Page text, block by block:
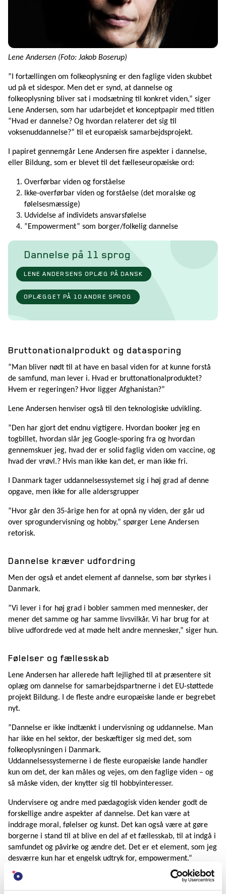
Lene Andersen (Foto: Jakob Boserup)
”I fortællingen om folkeoplysning er den faglige viden skubbet
ud på et sidespor. Men det er synd, at dannelse og
folkeoplysning bliver sat i modsætning til konkret viden,” siger
Lene Andersen, som har udarbejdet et konceptpapir med titlen
”Hvad er dannelse? Og hvordan relaterer det sig til
voksenuddannelse?” til et europæisk samarbejdsprojekt.
I papiret gennemgår Lene Andersen fire aspekter i dannelse,
eller Bildung, som er blevet til det fælleseuropæiske ord:
Overførbar viden og forståelse
Ikke-overførbar viden og forståelse (det moralske og
følelsesmæssige)
Udvidelse af individets ansvarsfølelse
”Empowerment” som borger/folkelig dannelse
Dannelse på 11 sprog
LENE ANDERSENS OPLÆG PÅ DANSK
OPLÆGGET PÅ 10 ANDRE SPROG
Bruttonationalprodukt og datasporing
”Man bliver nødt til at have en basal viden for at kunne forstå
de samfund, man lever i. Hvad er bruttonationalproduktet?
Hvem er regeringen? Hvor ligger Afghanistan?”
Lene Andersen henviser også til den teknologiske udvikling.
”Den har gjort det endnu vigtigere. Hvordan booker jeg en
togbillet, hvordan slår jeg Google-sporing fra og hvordan
gennemskuer jeg, hvad der er solid faglig viden om vaccine, og
hvad der vrøvl.? Hvis man ikke kan det, er man ikke fri.
I Danmark tager uddannelsessystemet sig i høj grad af denne
opgave, men ikke for alle aldersgrupper
”Hvor går den 35-årige hen for at opnå ny viden, der går ud
over sprogundervisning og hobby,” spørger Lene Andersen
retorisk.
Dannelse kræver udfordring
Men der også et andet element af dannelse, som bør styrkes i
Danmark.
”Vi lever i for høj grad i bobler sammen med mennesker, der
mener det samme og har samme livsvilkår. Vi har brug for at
blive udfordrede ved at møde helt andre mennesker,” siger hun.
Følelser og fællesskab
Lene Andersen har allerede haft lejlighed til at præsentere sit
oplæg om dannelse for samarbejdspartnerne i det EU-støttede
projekt Bildung. I de fleste andre europæiske lande er begrebet
nyt.
”Dannelse er ikke indtænkt i undervisning og uddannelse. Man
har ikke en hel sektor, der beskæftiger sig med det, som
folkeoplysningen i Danmark.
Uddannelsessystemerne i de fleste europæiske lande handler
kun om det, der kan måles og vejes, om den faglige viden – og
så måske viden, der knytter sig til hobbyinteresser.
Undervisere og andre med pædagogisk viden kender godt de
forskellige andre aspekter af dannelse. Det kan være at
inddrage moral, følelser og kunst. Det kan også være at gøre
borgerne i stand til at blive en del af et fællesskab, til at indgå i
samfundet og påvirke og ændre det. Det er et element, som jeg
desværre kun har et engelsk udtryk for, empowerment.”